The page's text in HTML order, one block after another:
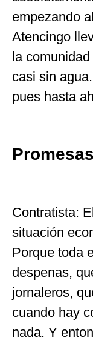
empezando
Atencingo
la
casi sin
pues hasta
Contratista:
situación
Porque toda
despenas,
jornaleros,
cuando hay
nada. Y